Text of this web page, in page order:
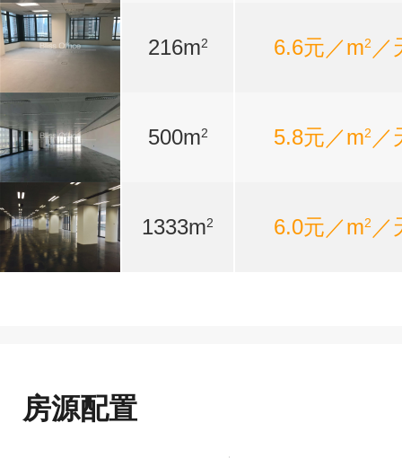
216m2 6.6元／m2 ／
500m2 5.8元／m2 ／
1333m2 6.0元／m2 ／
房源配置